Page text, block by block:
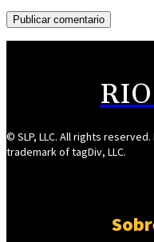
© SLP, LLC. All rights
trademark of tagDiv, LLC.